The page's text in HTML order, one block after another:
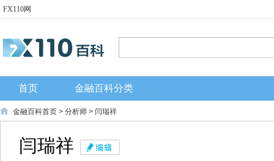
FX110网
首页 金融百科分类
金融百科首页 > 分析师 > 闫瑞祥
闫瑞祥